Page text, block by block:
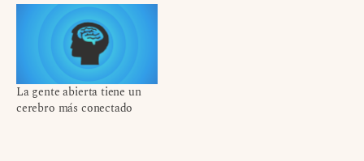
La gente abierta tiene un
cerebro más conectado